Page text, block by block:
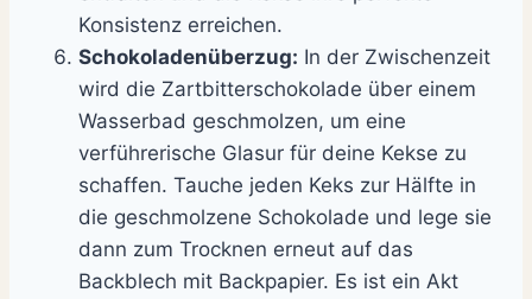
Konsistenz erreichen.
Schokoladenüberzug: In der Zwischenzeit
wird die Zartbitterschokolade über einem
Wasserbad geschmolzen, um eine
verführerische Glasur für deine Kekse zu
schaffen. Tauche jeden Keks zur Hälfte in
die geschmolzene Schokolade und lege sie
dann zum Trocknen erneut auf das
Backblech mit Backpapier. Es ist ein Akt